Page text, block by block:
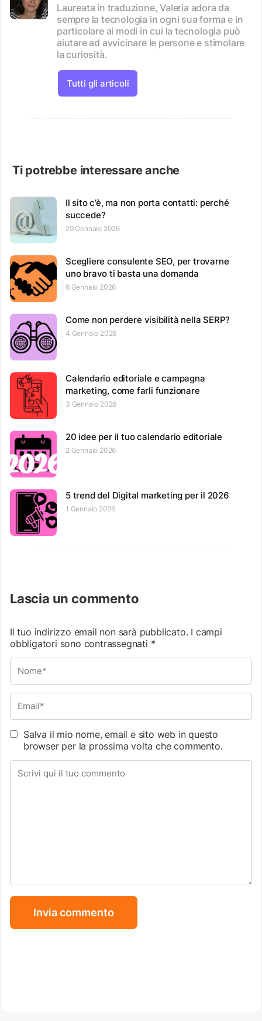
Laureata in traduzione, Valeria adora da
sempre la tecnologia in ogni sua forma e in
particolare ai modi in cui la tecnologia può
aiutare ad avvicinare le persone e stimolare
la curiosità.
Tutti gli articoli
Ti potrebbe interessare anche
Il sito c’è, ma non porta contatti: perché
succede?
29 Gennaio 2026
Scegliere consulente SEO, per trovarne
uno bravo ti basta una domanda
6 Gennaio 2026
Come non perdere visibilità nella SERP?
4 Gennaio 2026
Calendario editoriale e campagna
marketing, come farli funzionare
3 Gennaio 2026
20 idee per il tuo calendario editoriale
2 Gennaio 2026
5 trend del Digital marketing per il 2026
1 Gennaio 2026
Lascia un commento
Il tuo indirizzo email non sarà pubblicato. I campi
obbligatori sono contrassegnati *
Salva il mio nome, email e sito web in questo
browser per la prossima volta che commento.